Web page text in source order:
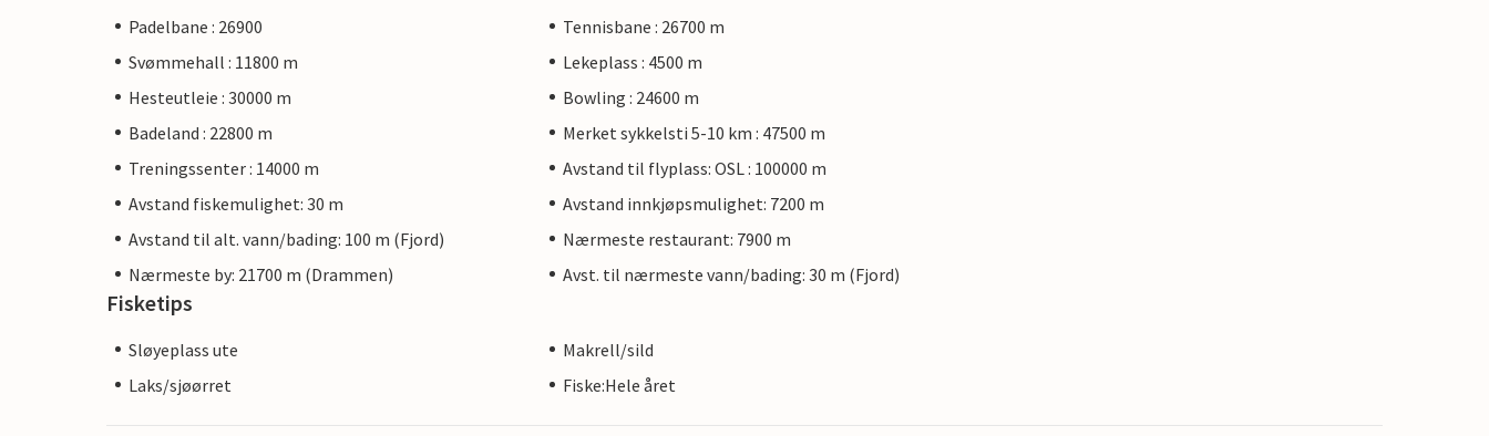
Padelbane : 26900
Tennisbane : 26700 m
Svømmehall : 11800 m
Lekeplass : 4500 m
Hesteutleie : 30000 m
Bowling : 24600 m
Badeland : 22800 m
Merket sykkelsti 5-10 km : 47500 m
Treningssenter : 14000 m
Avstand til flyplass: OSL : 100000 m
Avstand fiskemulighet: 30 m
Avstand innkjøpsmulighet: 7200 m
Avstand til alt. vann/bading: 100 m (Fjord)
Nærmeste restaurant: 7900 m
Nærmeste by: 21700 m (Drammen)
Avst. til nærmeste vann/bading: 30 m (Fjord)
Fisketips
Sløyeplass ute
Makrell/sild
Laks/sjøørret
Fiske:Hele året